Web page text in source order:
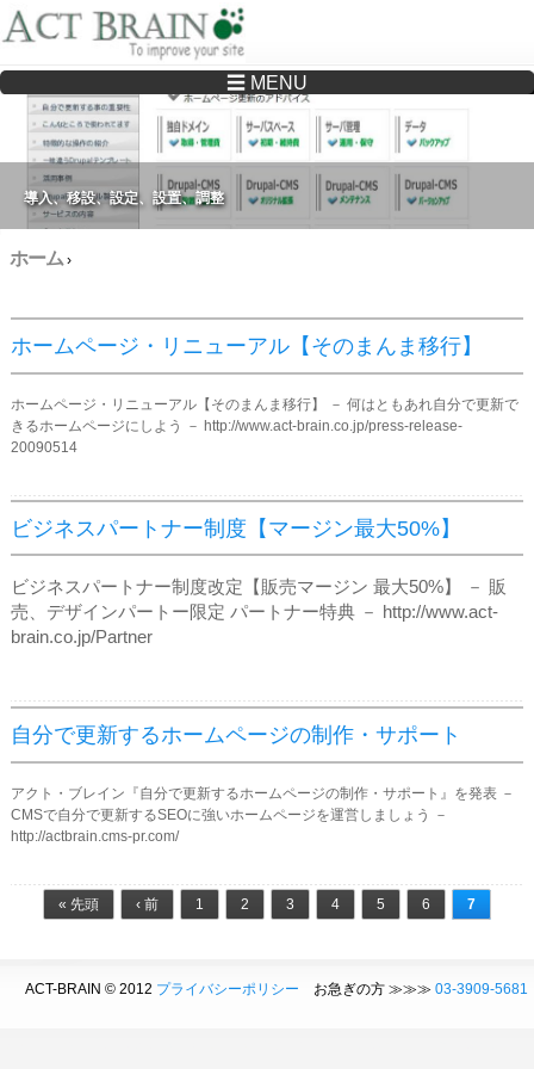
Drupalサイトの制作・保守をどこに頼んでいいか分からない方へ…まずはご相談く
ださい
☰ MENU
導入、移設、設定、設置、調整
ホーム›
ホームページ・リニューアル【そのまんま移行】
ホームページ・リニューアル【そのまんま移行】 － 何はともあれ自分で更新で
きるホームページにしよう － http://www.act-brain.co.jp/press-release-
20090514
ビジネスパートナー制度【マージン最大50%】
ビジネスパートナー制度改定【販売マージン 最大50%】 － 販
売、デザインパートー限定 パートナー特典 － http://www.act-
brain.co.jp/Partner
自分で更新するホームページの制作・サポート
アクト・ブレイン『自分で更新するホームページの制作・サポート』を発表 －
CMSで自分で更新するSEOに強いホームページを運営しましょう －
http://actbrain.cms-pr.com/
« 先頭 ‹ 前 1 2 3 4 5 6 7
ACT-BRAIN © 2012 プライバシーポリシー お急ぎの方 ≫≫≫ 03-3909-5681